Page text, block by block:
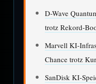
D-Wave
trotz Rekord-
Marvell KI-
Chance trotz
SanDisk KI-